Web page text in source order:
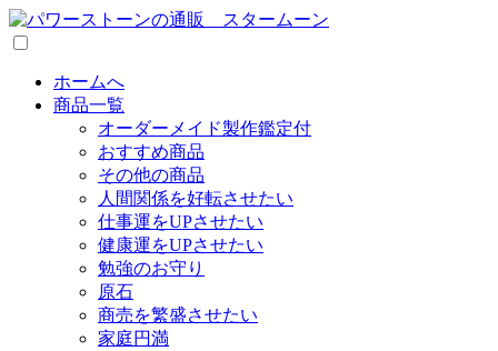
ホームへ
商品一覧
オーダーメイド製作鑑定付
おすすめ商品
その他の商品
人間関係を好転させたい
仕事運をUPさせたい
健康運をUPさせたい
勉強のお守り
原石
商売を繁盛させたい
家庭円満